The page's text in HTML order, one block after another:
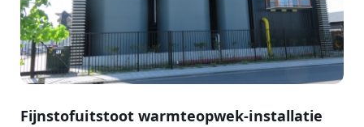
Fijnstofuitstoot warmteopwek-installatie